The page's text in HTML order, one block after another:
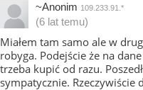
~Anonim 109.233.91.*
(6 lat temu)
Miałem tam samo ale w
robyga. Podejście że na
trzeba kupić od razu.
sympatycznie. Rzeczywiście